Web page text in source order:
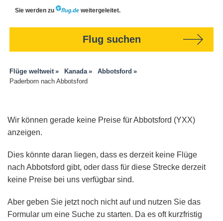
Sie werden zu weitergeleitet.
Flug suchen
Flüge weltweit Kanada
Abbotsford
Paderborn nach Abbotsford
Wir können gerade keine Preise für Abbotsford (YXX)
anzeigen.
Dies könnte daran liegen, dass es derzeit keine Flüge
nach Abbotsford gibt, oder dass für diese Strecke derzeit
keine Preise bei uns verfügbar sind.
Aber geben Sie jetzt noch nicht auf und nutzen Sie das
Formular um eine Suche zu starten. Da es oft kurzfristig